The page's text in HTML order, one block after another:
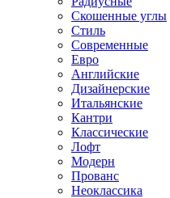
Скошенные углы
Стиль
Современные
Евро
Английские
Дизайнерские
Итальянские
Кантри
Классические
Лофт
Модерн
Прованс
Неоклассика